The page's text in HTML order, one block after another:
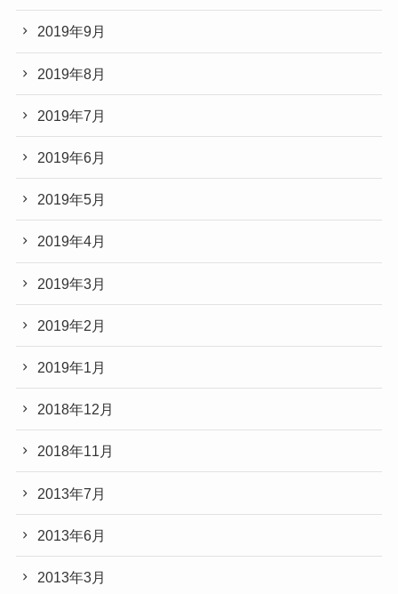
2019年9月
2019年8月
2019年7月
2019年6月
2019年5月
2019年4月
2019年3月
2019年2月
2019年1月
2018年12月
2018年11月
2013年7月
2013年6月
2013年3月